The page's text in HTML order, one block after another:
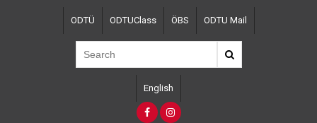
ODTÜ ODTUClass ÖBS ODTU Mail
English